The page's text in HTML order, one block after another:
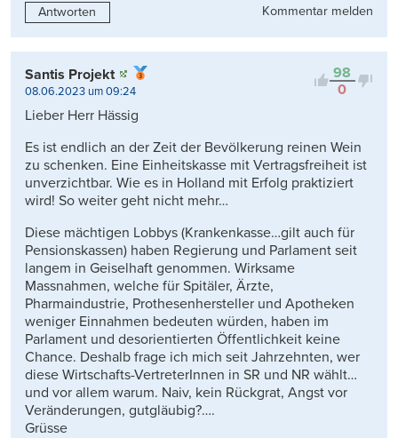
Antworten Kommentar melden
98
0
Santis Projekt
08.06.2023 um 09:24
Lieber Herr Hässig
Es ist endlich an der Zeit der Bevölkerung reinen Wein
zu schenken. Eine Einheitskasse mit Vertragsfreiheit ist
unverzichtbar. Wie es in Holland mit Erfolg praktiziert
wird! So weiter geht nicht mehr…
Diese mächtigen Lobbys (Krankenkasse…gilt auch für
Pensionskassen) haben Regierung und Parlament seit
langem in Geiselhaft genommen. Wirksame
Massnahmen, welche für Spitäler, Ärzte,
Pharmaindustrie, Prothesenhersteller und Apotheken
weniger Einnahmen bedeuten würden, haben im
Parlament und desorientierten Öffentlichkeit keine
Chance. Deshalb frage ich mich seit Jahrzehnten, wer
diese Wirtschafts-VertreterInnen in SR und NR wählt…
und vor allem warum. Naiv, kein Rückgrat, Angst vor
Veränderungen, gutgläubig?….
Grüsse